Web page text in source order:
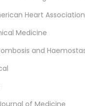
Heart Association
Medicine
and
of Medicine